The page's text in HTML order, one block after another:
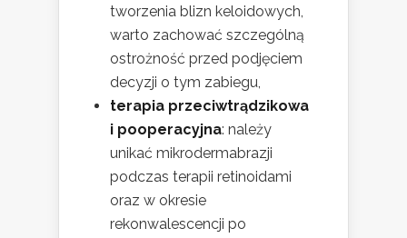
tworzenia blizn keloidowych,
warto zachować szczególną
ostrożność przed podjęciem
decyzji o tym zabiegu,
terapia przeciwtrądzikowa
i pooperacyjna: należy
unikać mikrodermabrazji
podczas terapii retinoidami
oraz w okresie
rekonwalescencji po